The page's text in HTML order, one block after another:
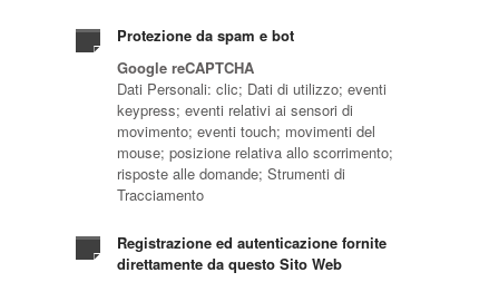
Protezione da spam e bot
Google reCAPTCHA
Dati Personali: clic; Dati di utilizzo; eventi
keypress; eventi relativi ai sensori di
movimento; eventi touch; movimenti del
mouse; posizione relativa allo scorrimento;
risposte alle domande; Strumenti di
Tracciamento
Registrazione ed autenticazione fornite
direttamente da questo Sito Web